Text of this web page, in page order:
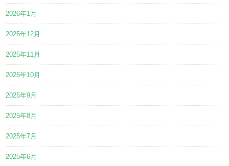
2026年1月
2025年12月
2025年11月
2025年10月
2025年9月
2025年8月
2025年7月
2025年6月